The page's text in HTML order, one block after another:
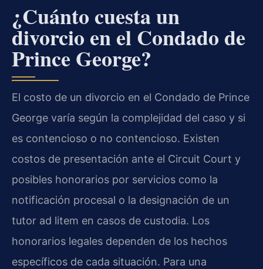
¿Cuánto cuesta un
divorcio en el Condado de
Prince George?
El costo de un divorcio en el Condado de Prince
George varía según la complejidad del caso y si
es contencioso o no contencioso. Existen
costos de presentación ante el Circuit Court y
posibles honorarios por servicios como la
notificación procesal o la designación de un
tutor ad litem en casos de custodia. Los
honorarios legales dependen de los hechos
específicos de cada situación. Para una